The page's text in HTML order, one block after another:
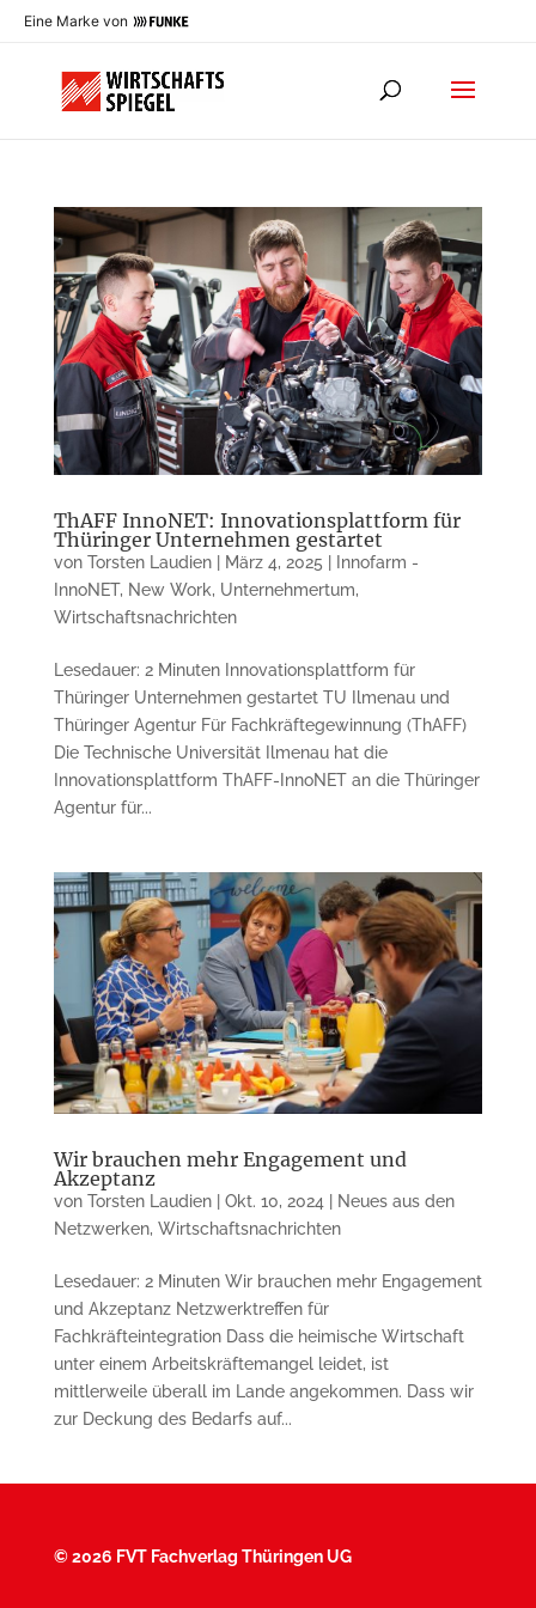
Eine Marke von
ThAFF InnoNET: Innovationsplattform für
Thüringer Unternehmen gestartet
von Torsten Laudien| März 4, 2025
Innofarm -
InnoNET, New Work, Unternehmertum,
Wirtschaftsnachrichten
Lesedauer: 2 Minuten Innovationsplattform für
Thüringer Unternehmen gestartet TU Ilmenau und
Thüringer Agentur Für Fachkräftegewinnung (ThAFF)
Die Technische Universität Ilmenau hat die
Innovationsplattform ThAFF-InnoNET an die Thüringer
Agentur für...
Wir brauchen mehr Engagement und
Akzeptanz
von Torsten Laudien| Okt. 10, 2024 | Neues aus den
Netzwerken, Wirtschaftsnachrichten
Lesedauer: 2 Minuten Wir brauchen mehr Engagement
und Akzeptanz Netzwerktreffen für
Fachkräfteintegration Dass die heimische Wirtschaft
unter einem Arbeitskräftemangel leidet, ist
mittlerweile überall im Lande angekommen. Dass wir
zur Deckung des Bedarfs auf...
©2026 FVT Fachverlag Thüringen UG